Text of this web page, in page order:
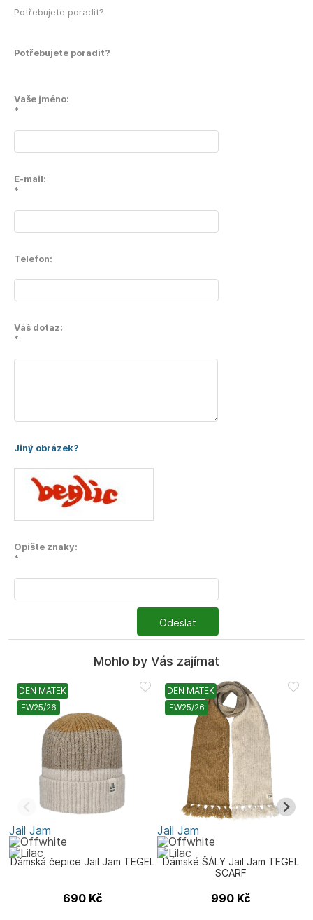
Potřebujete poradit?
Potřebujete poradit?
Vaše jméno:
*
E-mail:
*
Telefon:
Váš dotaz:
*
Jiný obrázek?
Opište znaky:
*
Odeslat
Mohlo by Vás zajímat
DEN MATEK
FW25/26
Jail Jam
Dámská čepice Jail Jam TEGEL
690 Kč
DEN MATEK
FW25/26
Jail Jam
Dámské ŠÁLY Jail Jam TEGEL
SCARF
990 Kč